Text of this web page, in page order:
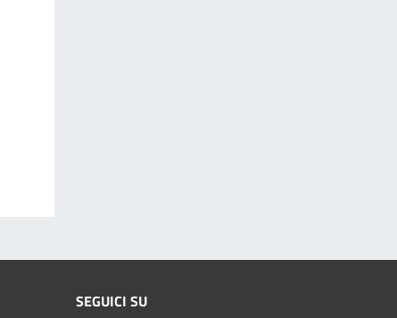
SEGUICI SU